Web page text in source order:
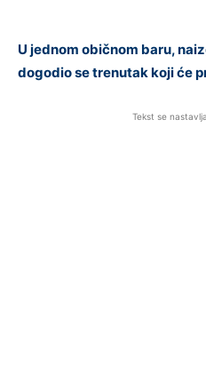
U jednom običnom baru,
dogodio se trenutak koji će
Tekst se